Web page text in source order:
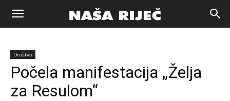
Naša
riječ
Društvo
Počela manifestacija „Želja
za Resulom“